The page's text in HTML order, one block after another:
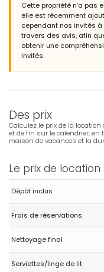
Cette propriété n’a pas
elle est récemment
cependant nos invités
travers des avis, afin
obtenir une
invités.
Des prix
Calculez le prix de la
et de fin sur le calendrier, en
maison de vacances et la
Le prix de
Dépôt inclus
Frais de réservations
Nettoyage final
Serviettes/linge de lit